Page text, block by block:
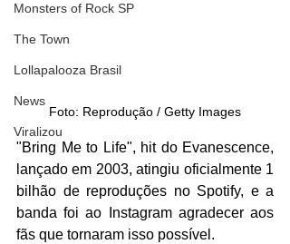
Monsters of Rock SP
The Town
Lollapalooza Brasil
News
Viralizou
Foto: Reprodução / Getty Images
"Bring Me to Life", hit do Evanescence,
lançado em 2003, atingiu oficialmente 1
bilhão de reproduções no Spotify, e a
banda foi ao Instagram agradecer aos
fãs que tornaram isso possível.